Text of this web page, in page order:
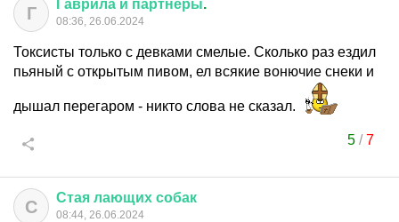
Г Гаврила и партнеры.
08:36, 26.06.2024
Токсисты только с девками смелые. Сколько раз ездил
пьяный с открытым пивом, ел всякие вонючие снеки и
дышал перегаром - никто слова не сказал.
5/7
С Стая лающих собак
08:44, 26.06.2024